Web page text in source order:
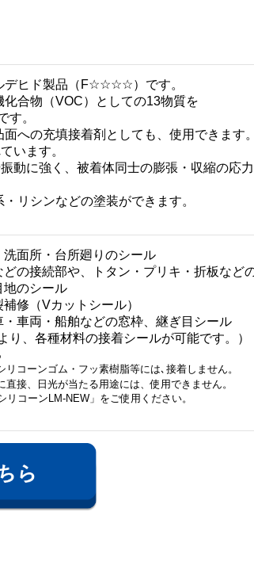
ヒド製品（ F☆☆☆☆）です。
化合物（VOC）としての13物質を
す。
への充填接着剤としても、使用できます。
います。
動に強く、被着体同士の膨張・収縮の応
リシンなどの塗装ができます。
面所・台所廻りのシール
どの接続部や、トタン・プリキ・折板など
地のシール
補修（Vカットシール）
車両・船舶などの窓枠、継ぎ目シール
、各種材料の接着シールが可能です。）
リコーンゴム・フッ素樹脂等には､ 接着しません。
接、日光が当たる用途には、使用できません。
リコーン LM-NEW 」をご使用ください。